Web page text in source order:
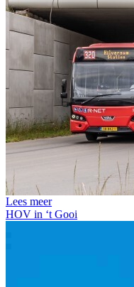
Lees meer
HOV in ‘t Gooi